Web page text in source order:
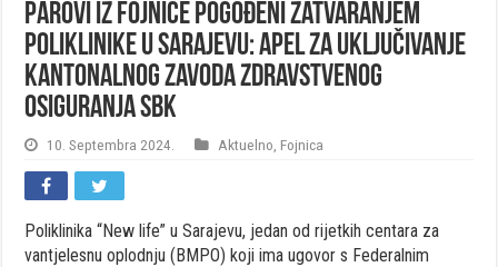
Parovi iz Fojnice pogođeni zatvaranjem
poliklinike u Sarajevu: Apel za uključivanje
Kantonalnog zavoda zdravstvenog
osiguranja SBK
10. Septembra 2024. Aktuelno Fojnica
Poliklinika “New life” u Sarajevu, jedan od rijetkih centara za
vantjelesnu oplodnju (BMPO) koji ima ugovor s Federalnim